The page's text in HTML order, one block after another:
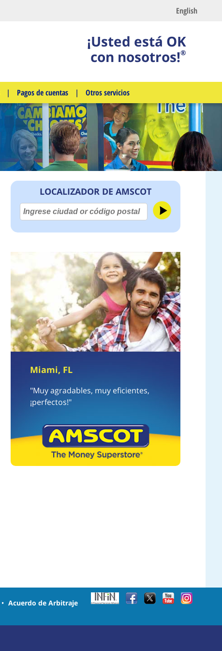
English
¡Usted está OK
con nosotros!®
| Pagos de cuentas | Otros servicios
LOCALIZADOR DE AMSCOT
Miami, FL
"Muy agradables, muy eficientes,
¡perfectos!"
• Acuerdo de Arbitraje